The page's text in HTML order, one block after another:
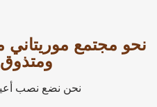
نحو مجتمع موريتاني
نحن نضع نصب